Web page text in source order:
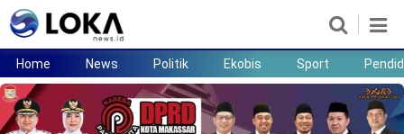
Home News
Ekobis
Home News Politik Ekobis Sport